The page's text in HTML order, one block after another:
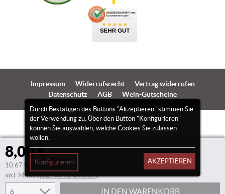
8,00 €
10,67 €/Liter
inkl. Mwst.(zzgl. Versandkosten)
IN DEN WARENKORB
Durch Bestätigen des Buttons "Akzeptieren" stimmen Sie
der Verwendung zu. Über den Button "Konfigurieren"
können Sie auswählen, welche Cookies Sie zulassen
wollen.
Konfigurieren AKZEPTIEREN
Impressum Widerrufsrecht
Vertrag widerrufen
Datenschutz
AGB Wein-Gutscheine